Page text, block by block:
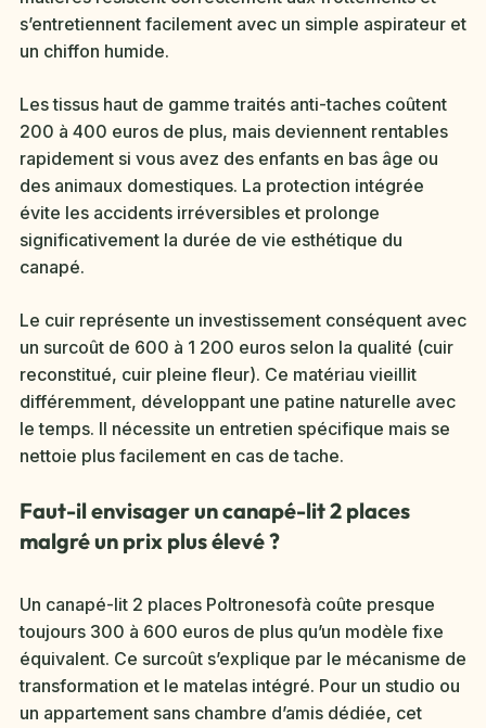
s’entretiennent facilement avec un simple aspirateur et
un chiffon humide.
Les tissus haut de gamme traités anti-taches coûtent
200 à 400 euros de plus, mais deviennent rentables
rapidement si vous avez des enfants en bas âge ou
des animaux domestiques. La protection intégrée
évite les accidents irréversibles et prolonge
significativement la durée de vie esthétique du
canapé.
Le cuir représente un investissement conséquent avec
un surcoût de 600 à 1 200 euros selon la qualité (cuir
reconstitué, cuir pleine fleur). Ce matériau vieillit
différemment, développant une patine naturelle avec
le temps. Il nécessite un entretien spécifique mais se
nettoie plus facilement en cas de tache.
Faut-il envisager un canapé-lit 2 places
malgré un prix plus élevé ?
Un canapé-lit 2 places Poltronesofà coûte presque
toujours 300 à 600 euros de plus qu’un modèle fixe
équivalent. Ce surcoût s’explique par le mécanisme de
transformation et le matelas intégré. Pour un studio ou
un appartement sans chambre d’amis dédiée, cet